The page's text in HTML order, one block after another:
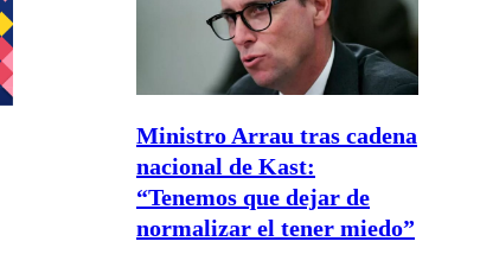
Ministro Arrau tras cadena
nacional de Kast:
“Tenemos que dejar de
normalizar el tener miedo”